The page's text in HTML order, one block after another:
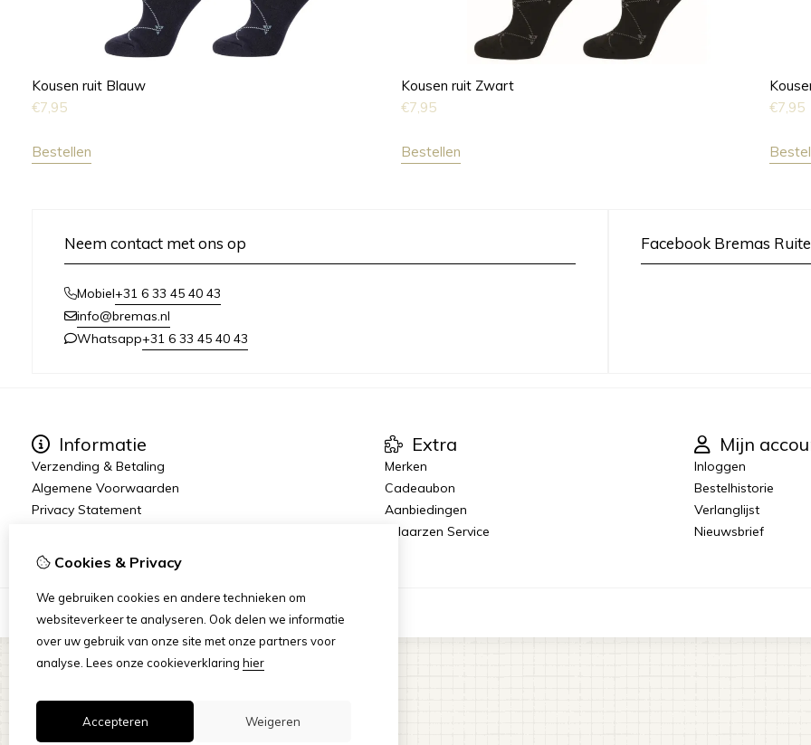
Kousen ruit Blauw
€7,95
Bestellen
Kousen ruit Zwart
€7,95
Bestellen
€7,95
Neem contact met ons op
Mobiel+31 6 33 45 40 43
info@bremas.nl
Whatsapp+31 6 33 45 40 43
Facebook Bremas
Informatie
Verzending & Betaling
Algemene Voorwaarden
Privacy Statement
Extra
Merken
Cadeaubon
Aanbiedingen
Rijlaarzen Service
Mijn
Inloggen
Bestelhistorie
Verlanglijst
Nieuwsbrief
Cookies & Privacy
We gebruiken cookies en andere technieken om
websiteverkeer te analyseren. Ook delen we informatie
over uw gebruik van onze site met onze partners voor
analyse. Lees onze cookieverklaring hier
Accepteren Weigeren